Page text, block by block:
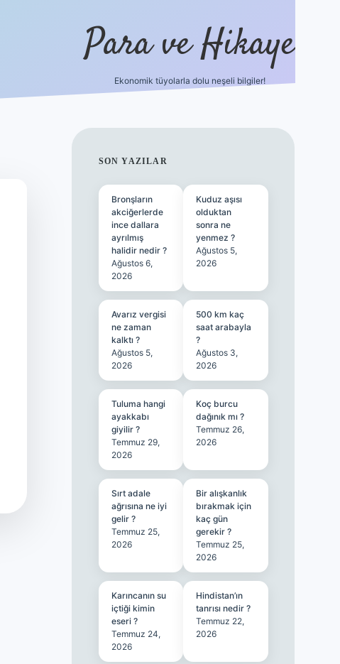
Para ve Hikaye
Ekonomik tüyolarla dolu neşeli bilgiler!
SIDEBAR
SON YAZILAR
Bronşların
akciğerlerde
ince dallara
ayrılmış
halidir nedir ?
Ağustos 6,
2026
Kuduz aşısı
olduktan
sonra ne
yenmez ?
Ağustos 5,
2026
Avarız vergisi
ne zaman
kalktı ?
Ağustos 5,
2026
500 km kaç
saat arabayla
?
Ağustos 3,
2026
Tuluma hangi
ayakkabı
giyilir ?
Temmuz 29,
2026
Koç burcu
dağınık mı ?
Temmuz 26,
2026
Sırt adale
ağrısına ne iyi
gelir ?
Temmuz 25,
2026
Bir alışkanlık
bırakmak için
kaç gün
gerekir ?
Temmuz 25,
2026
Karıncanın su
içtiği kimin
eseri ?
Temmuz 24,
2026
Hindistan’ın
tanrısı nedir ?
Temmuz 22,
2026
hiltonbet